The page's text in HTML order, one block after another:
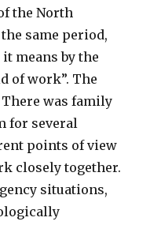
the North
same period,
means by the
of work”. The
was family
for several
points of view
closely together.
situations,